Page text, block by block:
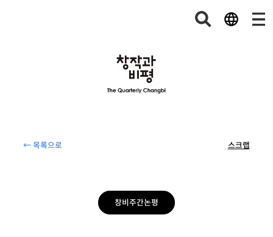
← 목록으로 스크랩
창비주간논평